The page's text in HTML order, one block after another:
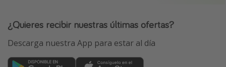
¿Quieres recibir nuestras últimas ofertas?
Descarga nuestra App para estar al día